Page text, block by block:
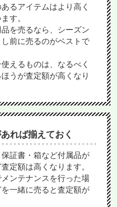
るアイテムはより高く
す。
を売るなら、シーズン
前に売るのがベストで
えるものは、なるべく
うが査定額が高くなり
れば揃えておく
証書・箱など付属品が
定額は高くなります。
ンテナンスを行った場
一緒に売ると査定額が